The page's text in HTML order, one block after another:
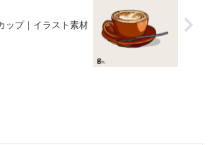
ップ｜イラスト素材